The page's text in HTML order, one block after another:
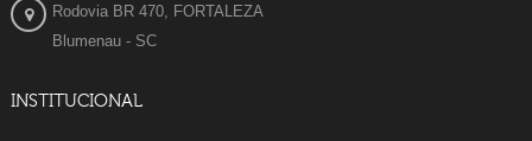
Rodovia BR 470, FORTALEZA
Blumenau - SC
INSTITUCIONAL